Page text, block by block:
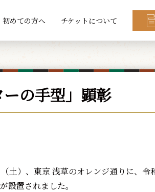
初めての方へ チケットについて
の手型」顕彰
土）、東京 浅草のオレンジ通りに、
設置されました。